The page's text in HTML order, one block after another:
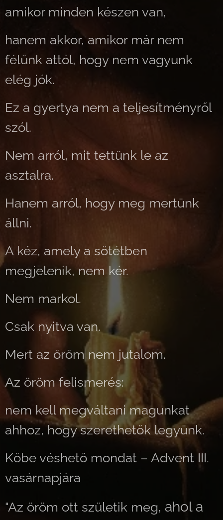
amikor minden készen van,
hanem akkor, amikor már nem
félünk attól, hogy nem vagyunk
elég jók.
Ez a gyertya nem a teljesítményről
szól.
Nem arról, mit tettünk le az
asztalra.
Hanem arról, hogy meg mertünk
állni.
A kéz, amely a sötétben
megjelenik, nem kér.
Nem markol.
Csak nyitva van.
Mert az öröm nem jutalom.
Az öröm felismerés:
nem kell megváltani magunkat
ahhoz, hogy szerethetők legyünk.
Kőbe véshető mondat – Advent III.
vasárnapjára
"Az öröm ott születik meg, ahol a